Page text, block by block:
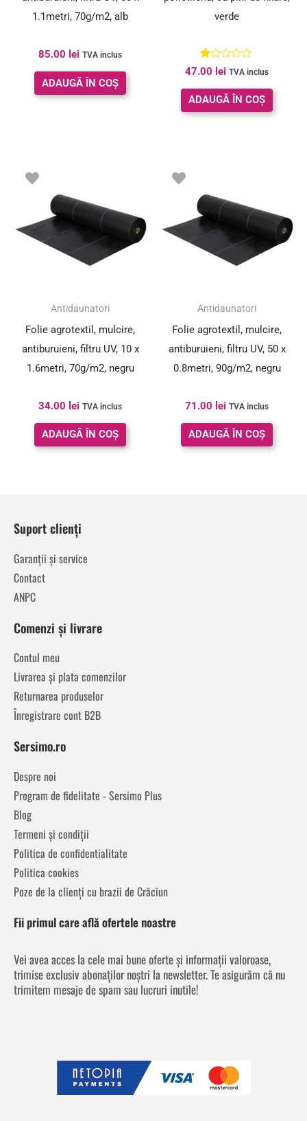
1.1metri, 70g/m2, alb
85.00 lei TVA inclus
ADAUGĂ ÎN COȘ
verde
Evaluat
la
1.00
din
5
47.00 lei TVA inclus
ADAUGĂ ÎN COȘ
Antidaunatori
Folie agrotextil, mulcire,
antiburuieni, filtru UV, 10 x
1.6metri, 70g/m2, negru
34.00 lei TVA inclus
ADAUGĂ ÎN COȘ
Antidaunatori
Folie agrotextil, mulcire,
antiburuieni, filtru UV, 50 x
0.8metri, 90g/m2, negru
71.00 lei TVA inclus
ADAUGĂ ÎN COȘ
Suport clienți
Garanții și service
Contact
ANPC
Comenzi și livrare
Contul meu
Livrarea și plata comenzilor
Returnarea produselor
Înregistrare cont B2B
Sersimo.ro
Despre noi
Program de fidelitate - Sersimo Plus
Blog
Termeni și condiții
Politica de confidentialitate
Politica cookies
Poze de la clienți cu brazii de Crăciun
Fii primul care află ofertele noastre
Vei avea acces la cele mai bune oferte și informații valoroase,
trimise exclusiv abonaților noștri la newsletter. Te asigurăm că nu
trimitem mesaje de spam sau lucruri inutile!